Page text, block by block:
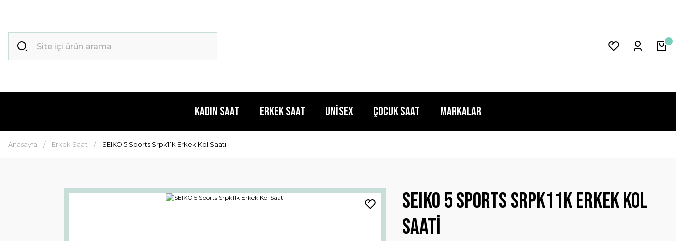
Kadın Saat Erkek Saat Unisex Çocuk Saat Markalar
Anasayfa Erkek Saat SEIKO 5 Sports Srpk11k Erkek Kol Saati
SEIKO 5 Sports Srpk11k Erkek Kol
Saati